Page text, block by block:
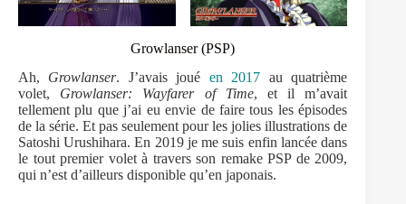
Growlanser (PSP)
Ah, Growlanser. J’avais joué en 2017 au quatrième
volet, Growlanser: Wayfarer of Time, et il m’avait
tellement plu que j’ai eu envie de faire tous les épisodes
de la série. Et pas seulement pour les jolies illustrations de
Satoshi Urushihara. En 2019 je me suis enfin lancée dans
le tout premier volet à travers son remake PSP de 2009,
qui n’est d’ailleurs disponible qu’en japonais.